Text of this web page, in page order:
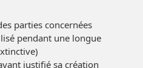
parties concernées
pendant une longue
justifié sa création